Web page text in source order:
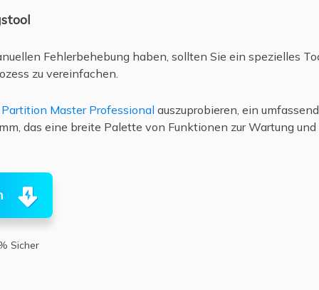
Fehlerbehebung haben, sollten Sie ein spezielles
zu vereinfachen.
Partition Master Professional auszuprobieren, ein
das eine breite Palette von Funktionen zur Wartung
Sicher